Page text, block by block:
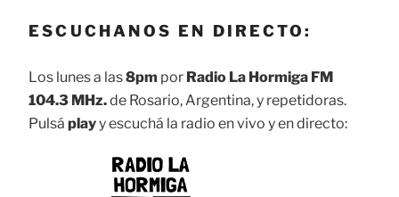
ESCUCHANOS EN DIRECTO:
Los lunes a las8pm por Radio La Hormiga FM
104.3 MHz.de Rosario, Argentina, y repetidoras.
Pulsá playy escuchá la radio en vivo y en directo: